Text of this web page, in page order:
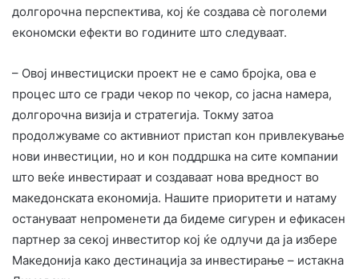
долгорочна перспектива, кој ќе создава сѐ поголеми
економски ефекти во годините што следуваат.
– Овој инвестициски проект не е само бројка, ова е
процес што се гради чекор по чекор, со јасна намера,
долгорочна визија и стратегија. Токму затоа
продолжуваме со активниот пристап кон привлекување
нови инвестиции, но и кон поддршка на сите компании
што веќе инвестираат и создаваат нова вредност во
македонската економија. Нашите приоритети и натаму
остануваат непроменети да бидеме сигурен и ефикасен
партнер за секој инвеститор кој ќе одлучи да ја избере
Македонија како дестинација за инвестирање – истакна